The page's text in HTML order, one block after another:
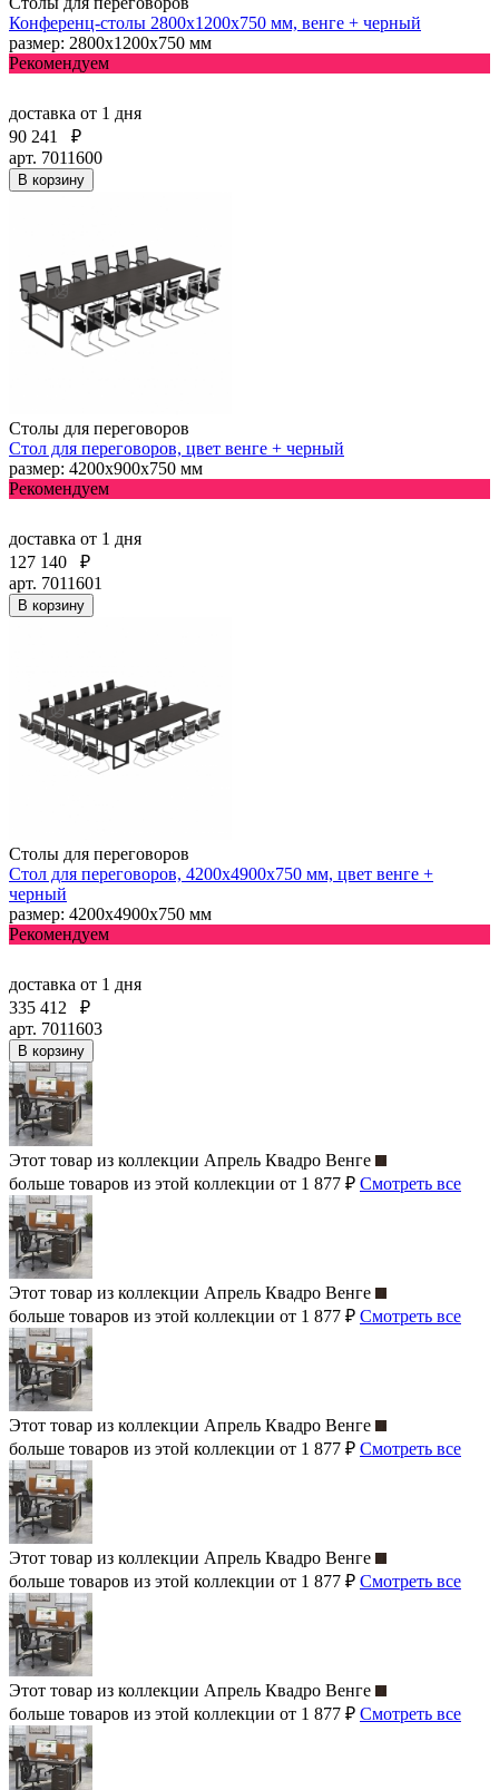
Конференц-столы 2800х1200х750 мм, венге + черный
размер: 2800х1200х750 мм
Рекомендуем
доставка от 1 дня
90 241
₽
арт. 7011600
В корзину
Столы для переговоров
Стол для переговоров, цвет венге + черный
размер: 4200х900х750 мм
Рекомендуем
доставка от 1 дня
127 140
₽
арт. 7011601
В корзину
Столы для переговоров
Стол для переговоров, 4200х4900х750 мм, цвет венге +
черный
размер: 4200х4900х750 мм
Рекомендуем
доставка от 1 дня
335 412
₽
арт. 7011603
В корзину
Этот товар из коллекции Апрель Квадро Венге
больше товаров из этой коллекции от 1 877 ₽ Смотреть все
Этот товар из коллекции Апрель Квадро Венге
больше товаров из этой коллекции от 1 877 ₽ Смотреть все
Этот товар из коллекции Апрель Квадро Венге
больше товаров из этой коллекции от 1 877 ₽ Смотреть все
Этот товар из коллекции Апрель Квадро Венге
больше товаров из этой коллекции от 1 877 ₽ Смотреть все
Этот товар из коллекции Апрель Квадро Венге
больше товаров из этой коллекции от 1 877 ₽ Смотреть все